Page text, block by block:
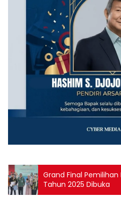
‎Grand Final